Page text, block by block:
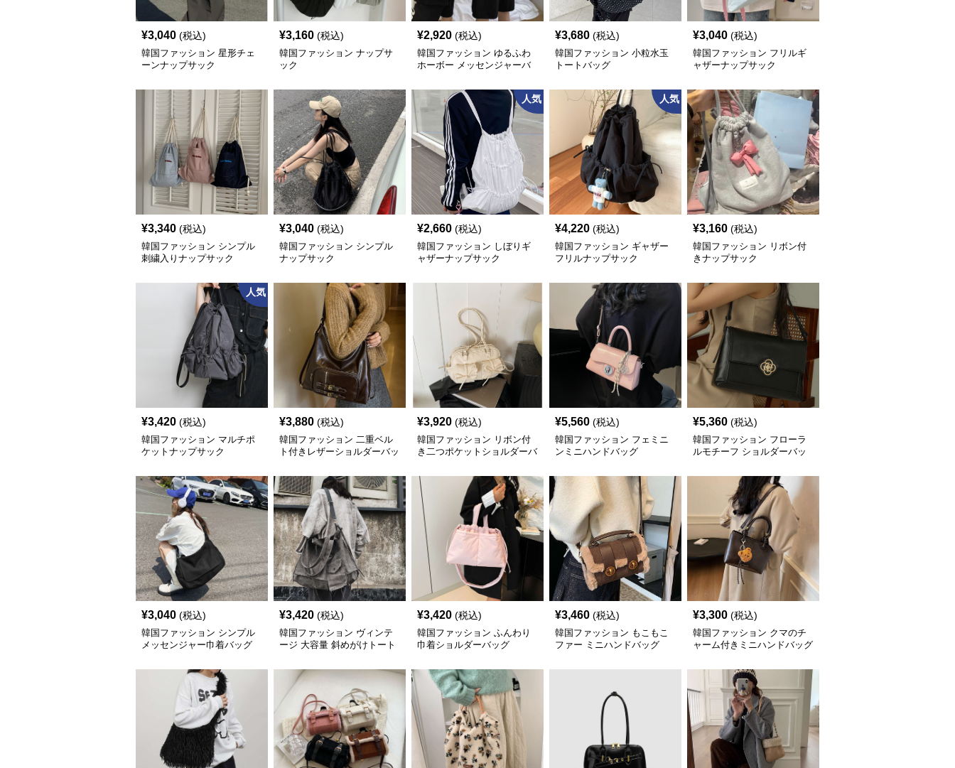
¥3,040 (税込)
韓国ファッション 星形チェ
ーンナップサック
¥3,160 (税込)
韓国ファッション ナップサ
ック
¥2,920 (税込)
韓国ファッション ゆるふわ
ホーボー メッセンジャーバ
¥3,680 (税込)
韓国ファッション 小粒水玉
トートバッグ
¥3,040 (税込)
韓国ファッション フリルギ
ャザーナップサック
¥3,340 (税込)
韓国ファッション シンプル
刺繍入りナップサック
¥3,040 (税込)
韓国ファッション シンプル
ナップサック
人気
¥2,660 (税込)
韓国ファッション しぼりギ
ャザーナップサック
人気
¥4,220 (税込)
韓国ファッション ギャザー
フリルナップサック
¥3,160 (税込)
韓国ファッション リボン付
きナップサック
人気
¥3,420 (税込)
韓国ファッション マルチポ
ケットナップサック
¥3,880 (税込)
韓国ファッション 二重ベル
ト付きレザーショルダーバッ
¥3,920 (税込)
韓国ファッション リボン付
き二つポケットショルダーバ
¥5,560 (税込)
韓国ファッション フェミニ
ンミニハンドバッグ
¥5,360 (税込)
韓国ファッション フローラ
ルモチーフ ショルダーバッ
¥3,040 (税込)
韓国ファッション シンプル
メッセンジャー巾着バッグ
¥3,420 (税込)
韓国ファッション ヴィンテ
ージ 大容量 斜めがけトート
¥3,420 (税込)
韓国ファッション ふんわり
巾着ショルダーバッグ
¥3,460 (税込)
韓国ファッション もこもこ
ファー ミニハンドバッグ
¥3,300 (税込)
韓国ファッション クマのチ
ャーム付きミニハンドバッグ